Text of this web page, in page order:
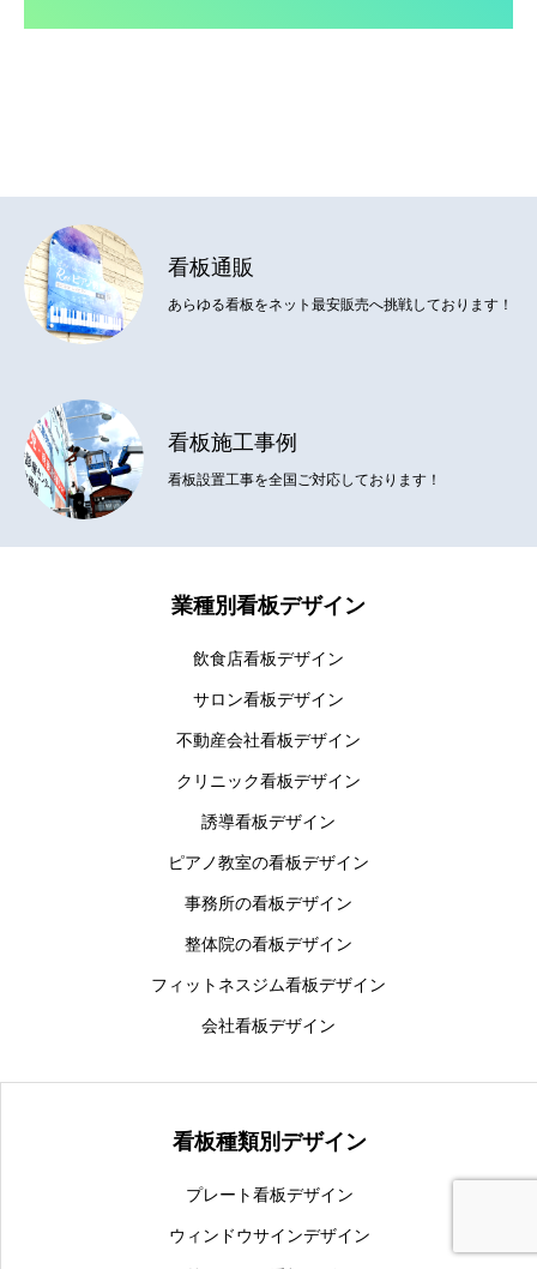
看板通販
あらゆる看板をネット最安販売へ挑戦しております！
看板施工事例
看板設置工事を全国ご対応しております！
業種別看板デザイン
飲食店看板デザイン
サロン看板デザイン
不動産会社看板デザイン
クリニック看板デザイン
誘導看板デザイン
ピアノ教室の看板デザイン
事務所の看板デザイン
整体院の看板デザイン
フィットネスジム看板デザイン
会社看板デザイン
看板種類別デザイン
プレート看板デザイン
ウィンドウサインデザイン
LINE